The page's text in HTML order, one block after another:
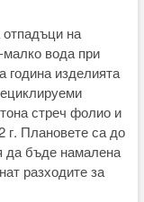
на
вода при
година изделията
стреч фолио и
г. Плановете са до
да бъде намалена
разходите за